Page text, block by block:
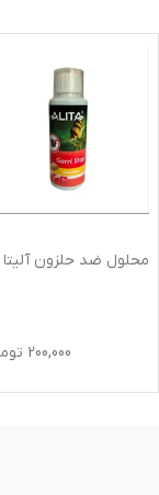
محلول ضد حلزون آلیتا
200,000